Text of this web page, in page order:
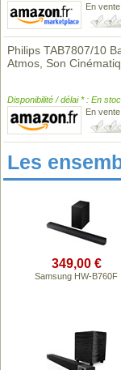
En
Philips TAB7807/10
Atmos, Son
Disponibilité / délai * : En
En
Les
349,00 €
Samsung HW-B760F